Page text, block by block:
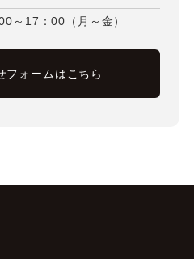
～17：00（月～金）
フォームはこちら